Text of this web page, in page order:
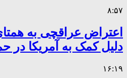
۸:۵۷
اعتراض عراقچی به
دلیل کمک به آمریکا در
۱۶:۱۹